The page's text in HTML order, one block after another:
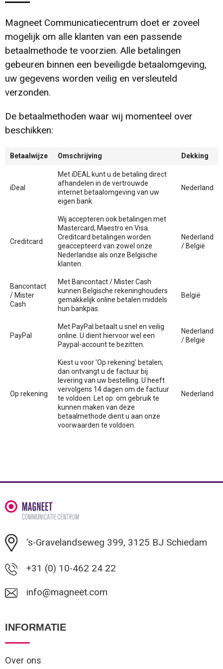
Kerst
Kinderen, Peuters en Baby's
Klokken, horloges en weerstations
Lampen en Gereedschap
Paraplu's
Persoonlijke verzorging
Reisbenodigdheden
Schrijfwaren
Sleutelhangers en Lanyards
Snoepgoed
Spellen voor binnen en buiten
Themapakketten
Veiligheid, Auto en Fiets
Vrije tijd en Strand
Waterflesjes
Pasen
Sinterklaas
Papier- en Memo houders
Pennen etui's
Pennenhouders
Portemonnees
Visitekaart- en Pashouders
Collegetassen
Documententassen
Draagtassen
Duffeltassen
Heuptassen
Jute tassen
Katoenen draagtassen
Kledingtassen
Koeltassen en Koelboxen
Koffers en Trolleys
Laptop hoezen en tassen
Opbergtassen
Opvouwbare tassen
Papieren tassen
Promotietassen
Schoenentassen
Trolleys
Handschoenen en Sjaals
Jassen
Kledingaccessoires
Ondergoed, Sokken en Nachtkleding
Peuters en Baby's
Polo's
Regenkleding
Sweaters
Vesten
Gilets
Handschoenen en Sjaals
Jassen
Kledingaccessoires
Overalls
Overhemden
Polo's
Reflecterende polo's
Reflecterende vesten
Regenkleding
Restauranttextiel
Schorten en Sloven
T-Shirts
Veiligheidssignalering en Verlichting
Oog- en gelaatsbescherming
Ondergoed en Sokken
Polo's
Sportaccessoires
Sweaters
Trainingspakken
Vesten
Zweetbandjes
Zwemkleding
Pennen in unieke vormen
Pennensets
Potloden
Touchpennen
Magneet Communicatiecentrum doet er zoveel
mogelijk om alle klanten van een passende
betaalmethode te voorzien. Alle betalingen
gebeuren binnen een beveiligde betaalomgeving,
uw gegevens worden veilig en versleuteld
verzonden.
De betaalmethoden waar wij momenteel over
beschikken:
Betaalwijze Omschrijving Dekking
iDeal
Met iDEAL kunt u de betaling direct
afhandelen in de vertrouwde
internet betaalomgeving van uw
eigen bank.
Nederland
Creditcard
Wij accepteren ook betalingen met
Mastercard, Maestro en Visa.
Creditcard betalingen worden
geaccepteerd van zowel onze
Nederlandse als onze Belgische
klanten.
Nederland
/ België
Bancontact
/ Mister
Cash
Met Bancontact / Mister Cash
kunnen Belgische rekeninghouders
gemakkelijk online betalen middels
hun bankpas.
België
PayPal
Met PayPal betaalt u snel en veilig
online. U dient hiervoor wel een
Paypal-account te bezitten.
Nederland
/ België
Op rekening
Kiest u voor 'Op rekening' betalen,
dan ontvangt u de factuur bij
levering van uw bestelling. U heeft
vervolgens 14 dagen om de factuur
te voldoen. Let op: om gebruik te
kunnen maken van deze
betaalmethode dient u aan onze
voorwaarden te voldoen.
Nederland
's-Gravelandseweg 399, 3125 BJ Schiedam
+31 (0) 10-462 24 22
info@magneet.com
INFORMATIE
Over ons